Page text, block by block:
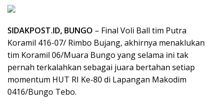
SIDAKPOST.ID, BUNGO – Final Voli Ball tim Putra
Koramil 416-07/ Rimbo Bujang, akhirnya menaklukan
tim Koramil 06/Muara Bungo yang selama ini tak
pernah terkalahkan sebagai juara bertahan setiap
momentum HUT RI Ke-80 di Lapangan Makodim
0416/Bungo Tebo.